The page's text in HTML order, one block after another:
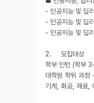
- 인공지능 및 딥
- 인공지능 및 딥
- 인공지능 및 딥
2.	모집대상
학부 인턴 (학부
대학원 학위 과정
기계, 화공, 재료,